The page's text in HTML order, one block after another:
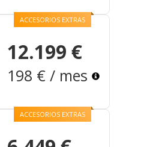
12.199 €
198 € / mes
ACCESORIOS EXTRAS
ACCESORIOS EXTRAS